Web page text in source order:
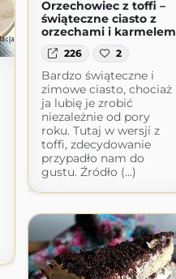
Orzechowiec z toffi –
świąteczne ciasto z
orzechami i karmelem
226 2
Bardzo świąteczne i
zimowe ciasto, chociaż
ja lubię je zrobić
niezależnie od pory
roku. Tutaj w wersji z
toffi, zdecydowanie
przypadło nam do
gustu. Źródło (...)